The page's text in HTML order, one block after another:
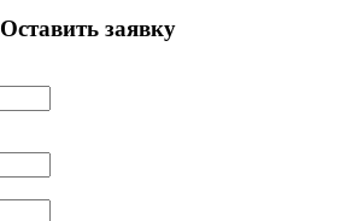
Оставить заявку